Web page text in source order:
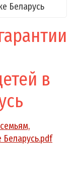
Беларусь
в